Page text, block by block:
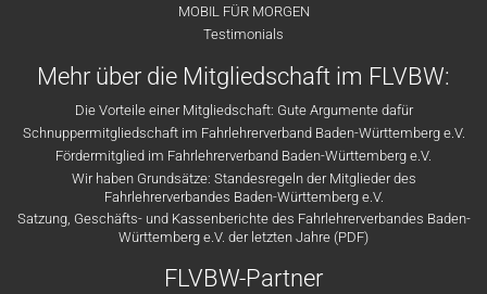
MOBIL FÜR MORGEN
Testimonials
Mehr über die Mitgliedschaft im FLVBW:
Die Vorteile einer Mitgliedschaft: Gute Argumente dafür
Schnuppermitgliedschaft im Fahrlehrerverband Baden-Württemberg e.V.
Fördermitglied im Fahrlehrerverband Baden-Württemberg e.V.
Wir haben Grundsätze: Standesregeln der Mitglieder des
Fahrlehrerverbandes Baden-Württemberg e.V.
Satzung, Geschäfts- und Kassenberichte des Fahrlehrerverbandes Baden-
Württemberg e.V. der letzten Jahre (PDF)
FLVBW-Partner